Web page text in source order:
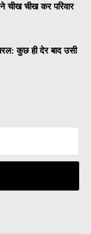
ने चीख चीख कर परिवार
कुछ ही देर बाद उसी